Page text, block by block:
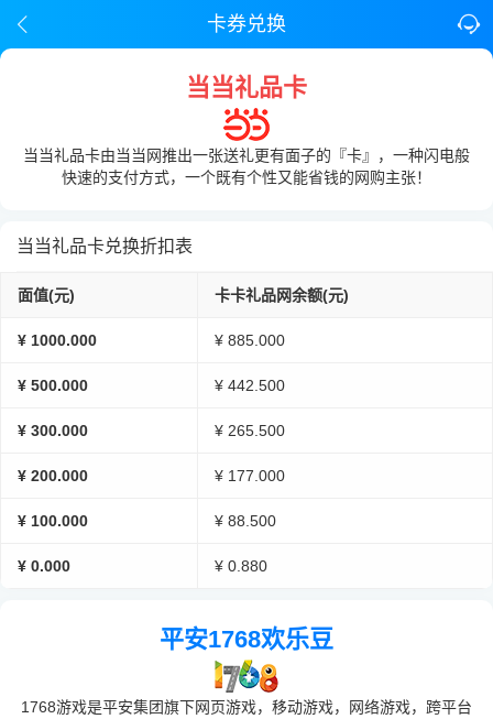
卡券兑换
当当礼品卡
当当礼品卡由当当网推出一张送礼更有面子的『卡』，一种闪电般
快速的支付方式，一个既有个性又能省钱的网购主张！
当当礼品卡兑换折扣表
面值(元) 卡卡礼品网余额(元)
¥ 1000.000 ¥ 885.000
¥ 500.000 ¥ 442.500
¥ 300.000 ¥ 265.500
¥ 200.000 ¥ 177.000
¥ 100.000 ¥ 88.500
¥ 0.000 ¥ 0.880
平安1768欢乐豆
1768游戏是平安集团旗下网页游戏，移动游戏，网络游戏，跨平台